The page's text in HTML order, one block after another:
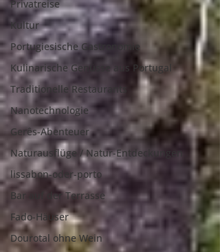
Privatreise
Kultur
Portugiesische Gastronomie
Kulinarische Genüsse aus Portugal
Traditionelle Restaurants
Nanotechnologie
Gerês-Abenteuer
Naturausflüge / Natur-Entdeckungen
lissabon-oder-porto
Bar auf der Terrasse
Fado-Häuser
Dourotal ohne Wein